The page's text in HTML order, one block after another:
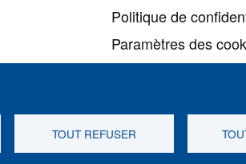
TOUT REFUSER
Politique de
Paramètres des
Suivez-